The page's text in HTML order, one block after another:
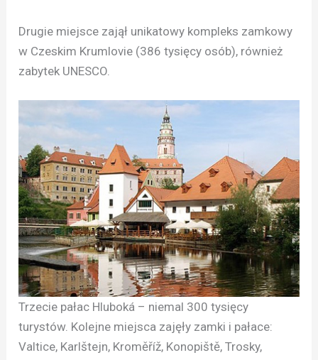
Drugie miejsce zajął unikatowy kompleks zamkowy
w Czeskim Krumlovie (386 tysięcy osób), również
zabytek UNESCO.
Trzecie pałac Hluboká – niemal 300 tysięcy
turystów. Kolejne miejsca zajęły zamki i pałace:
Valtice, Karlštejn, Kroměříž, Konopiště, Trosky,